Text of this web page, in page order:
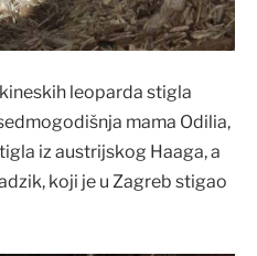
leoparda stigla
mama Odilia,
iz austrijskog Haaga, a
koji je u Zagreb stigao